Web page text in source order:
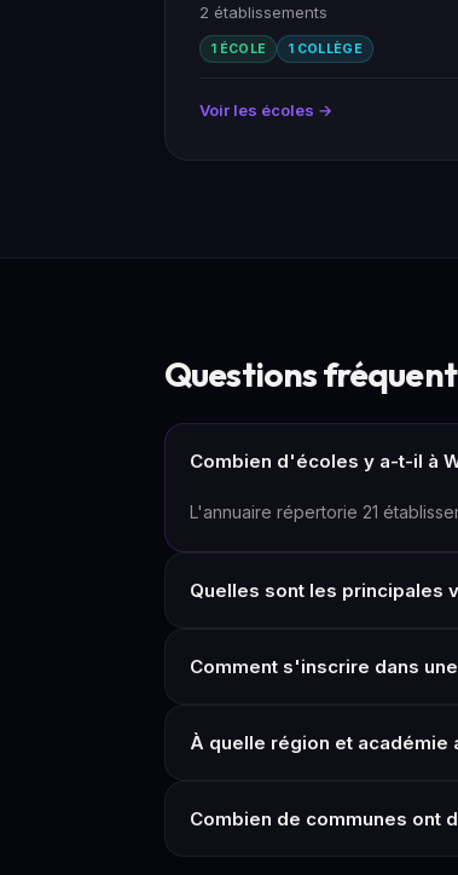
2 établissements
1 ÉCOLE 1 COLLÈGE
Voir les écoles →
Questions
Combien d'écoles y a-t-il à
L'annuaire répertorie 21
Quelles sont les principales
Comment s'inscrire dans
À quelle région et académie
Combien de communes ont